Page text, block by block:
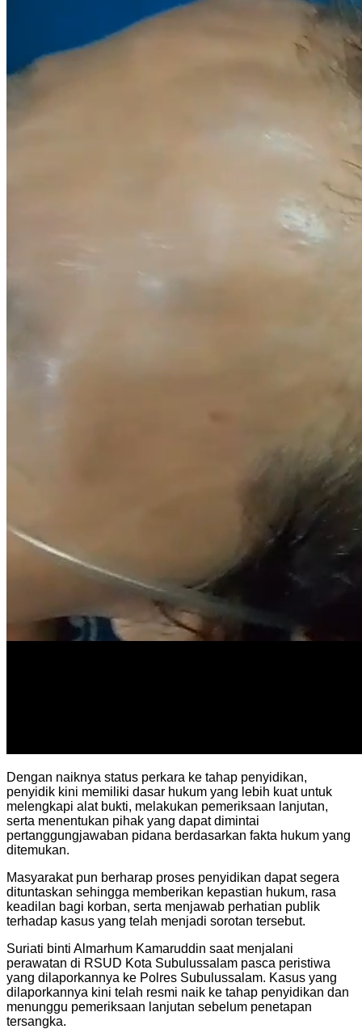
Dengan naiknya status perkara ke tahap penyidikan,
penyidik kini memiliki dasar hukum yang lebih kuat untuk
melengkapi alat bukti, melakukan pemeriksaan lanjutan,
serta menentukan pihak yang dapat dimintai
pertanggungjawaban pidana berdasarkan fakta hukum yang
ditemukan.
Masyarakat pun berharap proses penyidikan dapat segera
dituntaskan sehingga memberikan kepastian hukum, rasa
keadilan bagi korban, serta menjawab perhatian publik
terhadap kasus yang telah menjadi sorotan tersebut.
Suriati binti Almarhum Kamaruddin saat menjalani
perawatan di RSUD Kota Subulussalam pasca peristiwa
yang dilaporkannya ke Polres Subulussalam. Kasus yang
dilaporkannya kini telah resmi naik ke tahap penyidikan dan
menunggu pemeriksaan lanjutan sebelum penetapan
tersangka.